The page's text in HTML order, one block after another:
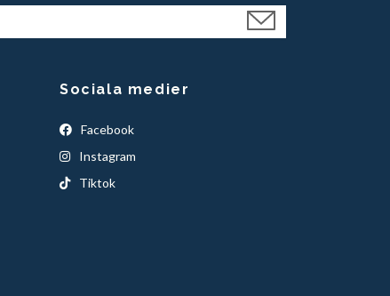
Sociala medier
Facebook
Instagram
Tiktok